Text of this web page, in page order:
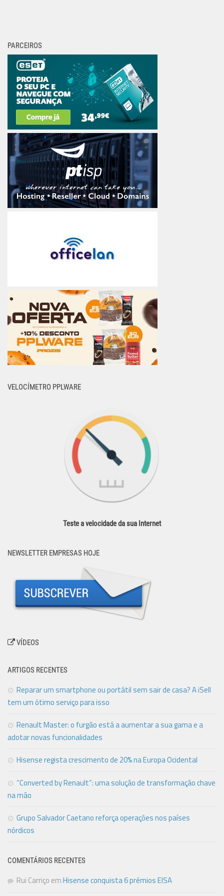
PARCEIROS
VELOCÍMETRO PPLWARE
Teste a velocidade da sua Internet
NEWSLETTER EMPRESAS HOJE
VÍDEOS
ARTIGOS RECENTES
Reparar um smartphone ou portátil sem sair de casa? A iSell
tem um ótimo serviço para isso
Renault Master: o furgão está a aumentar a sua gama e a
adotar novas funcionalidades
Hisense regista crescimento de 20% na Europa Ocidental
“Converted by Renault”: uma solução de transformação chave
na mão
Grupo Salvador Caetano reforça operações nos países
nórdicos
COMENTÁRIOS RECENTES
Rui Carriço emHisense conquista 6 prémios EISA